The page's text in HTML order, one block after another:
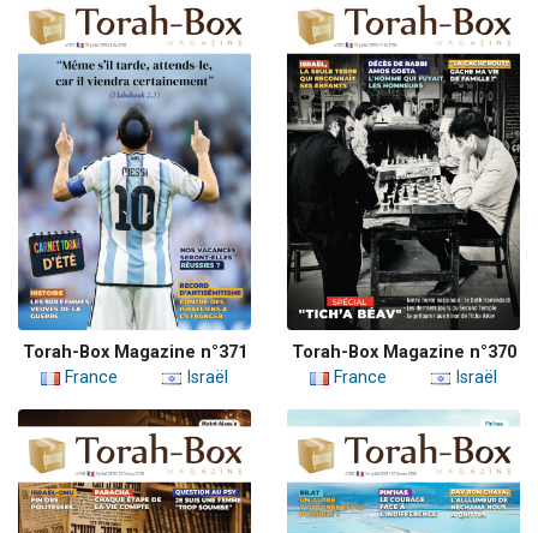
Torah-Box Magazine n°371
France
Israël
Torah-Box Magazine n°370
France
Israël